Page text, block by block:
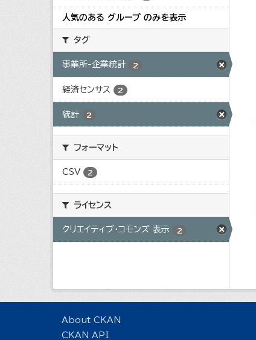
人気のある グループ のみを表示
タグ
事業所-企業統計 2
経済センサス 2
統計 2
フォーマット
CSV 2
ライセンス
クリエイティブ・コモンズ 表示 2
About CKAN
CKAN API